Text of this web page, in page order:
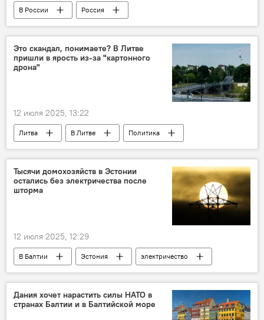
В России Россия
Это скандал, понимаете? В Литве
пришли в ярость из-за "картонного
дрона"
12 июля 2025, 13:22
Литва В Литве
Политика
Белоруссия
дрон
Инциденты с дронами в Литве
Тысячи домохозяйств в Эстонии
остались без электричества после
шторма
12 июля 2025, 12:29
В Балтии Эстония электричество
Дания хочет нарастить силы НАТО в
странах Балтии и в Балтийской море